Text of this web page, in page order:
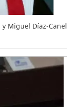
Miguel Díaz-Canel